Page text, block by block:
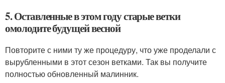
5. Оставленные в этом году старые ветки
омолодите будущей весной
Повторите с ними ту же процедуру, что уже проделали с
вырубленными в этот сезон ветками. Так вы получите
полностью обновленный малинник.